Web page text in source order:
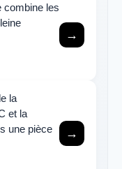
combine les
→
la
et la
une pièce
→